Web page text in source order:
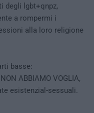
degli lgbt+qnpz,
a rompermi i
alla loro religione
basse:
ABBIAMO VOGLIA,
esistenzial-sessuali.